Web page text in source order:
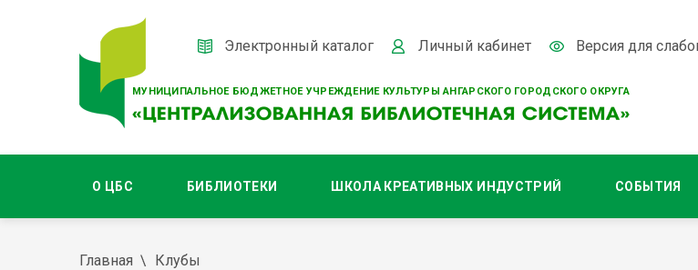
МУНИЦИПАЛЬНОЕ БЮДЖЕТНОЕ УЧРЕЖДЕНИЕ КУЛЬТУРЫ АНГАРСКОГО ГОРОДСКОГО ОКРУГА
Электронный каталог Личный кабинет Версия для
О ЦБС БИБЛИОТЕКИ ШКОЛА КРЕАТИВНЫХ ИНДУСТРИЙ СОБЫТИЯ
Главная Клубы